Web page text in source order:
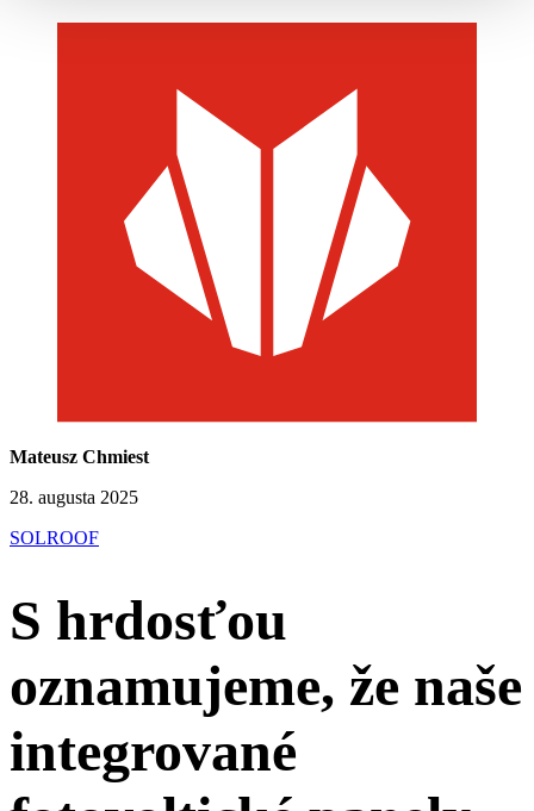
Mateusz Chmiest
28. augusta 2025
SOLROOF
S hrdosťou
oznamujeme, že naše
integrované